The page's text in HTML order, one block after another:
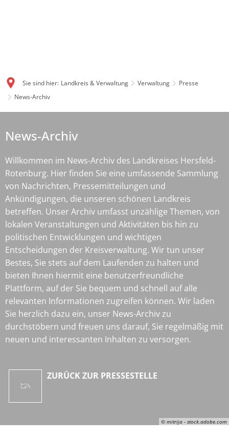
Sie sind hier: Landkreis & Verwaltung Verwaltung
Presse
News-Archiv
Archiv
© mitrija - stock.adobe.com
News-Archiv
Willkommen im News-Archiv des Landkreises Hersfeld-
Rotenburg. Hier finden Sie eine umfassende Sammlung
von Nachrichten, Pressemitteilungen und
Ankündigungen, die unseren schönen Landkreis
betreffen. Unser Archiv umfasst unzählige Themen, von
lokalen Veranstaltungen und Aktivitäten bis hin zu
politischen Entwicklungen und wichtigen
Entscheidungen der Kreisverwaltung. Wir tun unser
Bestes, Sie stets auf dem Laufenden zu halten und
bieten Ihnen hiermit eine benutzerfreundliche
Plattform, auf der Sie bequem und schnell auf alle
relevanten Informationen zugreifen können. Wir laden
Sie herzlich dazu ein, unser News-Archiv zu
durchstöbern und freuen uns darauf, Sie regelmäßig mit
neuen und interessanten Inhalten zu versorgen.
ZURÜCK ZUR PRESSESTELLE